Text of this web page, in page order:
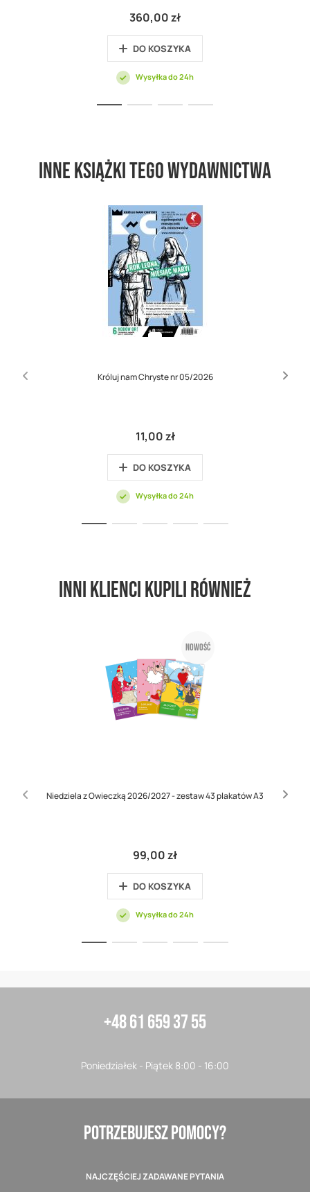
360,00 zł
DO KOSZYKA
Wysyłka do 24h
Inne książki tego wydawnictwa
Króluj nam Chryste nr 05/2026
11,00 zł
DO KOSZYKA
Wysyłka do 24h
Inni klienci kupili również
Nowość
Niedziela z Owieczką 2026/2027 - zestaw 43 plakatów A3
99,00 zł
DO KOSZYKA
Wysyłka do 24h
+48 61 659 37 55
Poniedziałek - Piątek 8:00 - 16:00
POTRZEBUJESZ POMOCY?
NAJCZĘŚCIEJ ZADAWANE PYTANIA